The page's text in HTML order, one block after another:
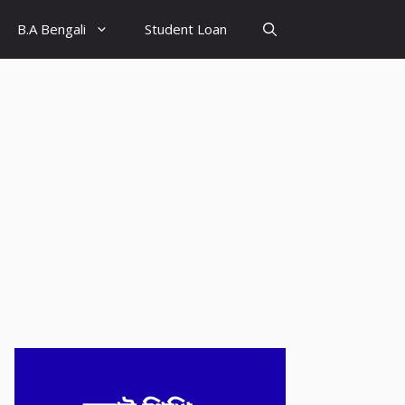
B.A Bengali Student Loan